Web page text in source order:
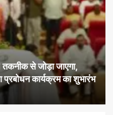
तकनीक से जोड़ा जाएगा,
प्रबोधन कार्यक्रम का शुभारंभ